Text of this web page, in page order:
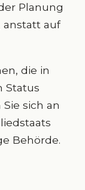
Planung
anstatt auf
die in
Status
sich an
Behörde.